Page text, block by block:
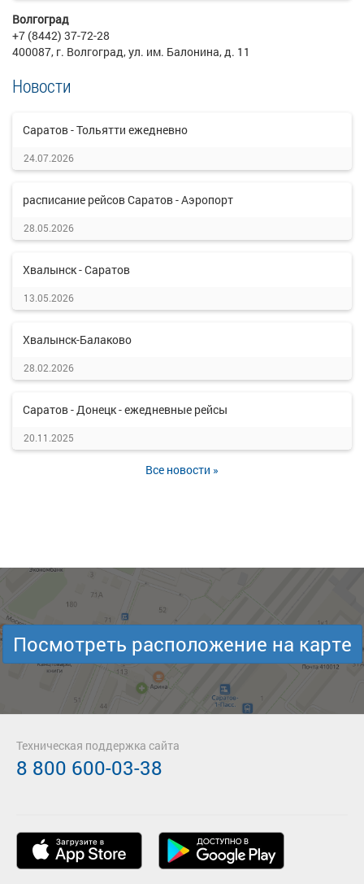
Волгоград
+7 (8442) 37-72-28
400087, г. Волгоград, ул. им. Балонина, д. 11
Новости
Саратов - Тольятти ежедневно
24.07.2026
расписание рейсов Саратов - Аэропорт
28.05.2026
Хвалынск - Саратов
13.05.2026
Хвалынск-Балаково
28.02.2026
Саратов - Донецк - ежедневные рейсы
20.11.2025
Все новости »
Посмотреть расположение на карте
Техническая поддержка сайта
8 800 600-03-38